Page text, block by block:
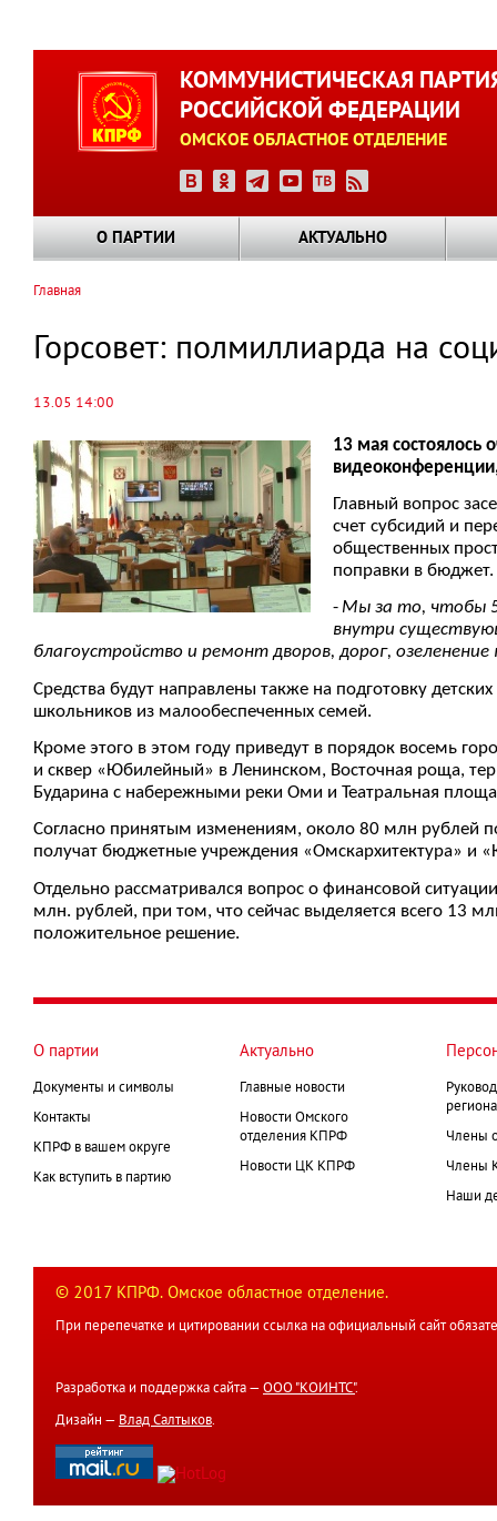
КОММУНИСТИЧЕСКАЯ
РОССИЙСКОЙ ФЕДЕРАЦИИ
ОМСКОЕ ОБЛАСТНОЕ ОТДЕЛЕНИЕ
О ПАРТИИ АКТУАЛЬНО
навигации
Главная
Горсовет: полмиллиарда на
13.05 14:00
13 мая состоялось
видеоконференции,
Главный вопрос
счет субсидий и
общественных
поправки в
- Мы за то, чтобы
внутри
благоустройство и ремонт дворов, дорог,
Средства будут направлены также на подготовку
школьников из малообеспеченных семей.
Кроме этого в этом году приведут в порядок восемь
и сквер «Юбилейный» в Ленинском, Восточная роща,
Бударина с набережными реки Оми и Театральная
Согласно принятым изменениям, около 80 млн рублей
получат бюджетные учреждения «Омскархитектура» и
Отдельно рассматривался вопрос о финансовой
млн. рублей, при том, что сейчас выделяется всего 13
положительное решение.
О партии
Документы и символы
Контакты
КПРФ в вашем округе
Как вступить в партию
Актуально
Главные новости
Новости Омского
отделения КПРФ
Новости ЦК КПРФ
Члены
Члены
Наши
© 2017 КПРФ. Омское областное отделение.
При перепечатке и цитировании ссылка на официальный сайт
Разработка и поддержка сайта — ООО "КОИНТС".
Дизайн — Влад Салтыков.